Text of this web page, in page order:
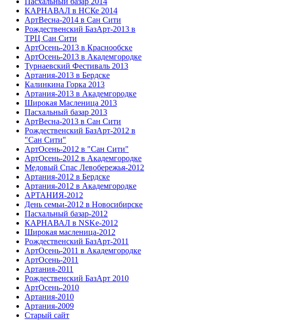
КАРНАВАЛ в НСКе 2014
АртВесна-2014 в Сан Сити
Рождественский БазАрт-2013 в
ТРЦ Сан Сити
АртОсень-2013 в Краснообске
АртОсень-2013 в Академгородке
Турнаевский Фестиваль 2013
Артания-2013 в Бердске
Калинкина Горка 2013
Артания-2013 в Академгородке
Широкая Масленица 2013
Пасхальный базар 2013
АртВесна-2013 в Сан Сити
Рождественский БазАрт-2012 в
"Сан Сити"
АртОсень-2012 в "Сан Сити"
АртОсень-2012 в Академгородке
Медовый Спас Левобережья-2012
Артания-2012 в Бердске
Артания-2012 в Академгородке
АРТАНИЯ-2012
День семьи-2012 в Новосибирске
Пасхальный базар-2012
КАРНАВАЛ в NSKe-2012
Широкая масленица-2012
Рождественский БазАрт-2011
АртОсень-2011 в Академгородке
АртОсень-2011
Артания-2011
Рождественский БазАрт 2010
АртОсень-2010
Артания-2010
Артания-2009
Старый сайт